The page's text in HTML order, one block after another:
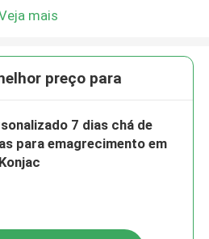
mais
preço para
7 dias chá de
para emagrecimento em